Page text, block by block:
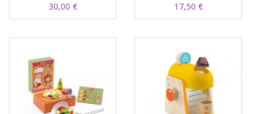
30,00 € 17,50 €